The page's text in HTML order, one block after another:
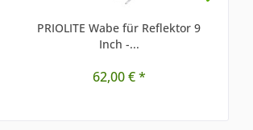
PRIOLITE Wabe für Reflektor 9
Inch -...
62,00 € *